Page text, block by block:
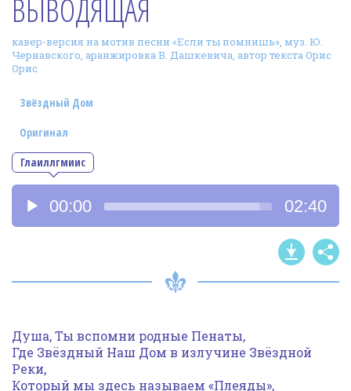
Фотогалерея
In English
Номера песен
ВЫВОДЯЩАЯ
кавер-версия на мотив песни «Если ты помнишь», муз. Ю.
Чернавского, аранжировка В. Дашкевича, автор текста Орис
Орис
Глаиллгмиис
Звёздный Дом
Оригинал
Аудиоплеер
00:00 02:40
Душа, Ты вспомни родные Пенаты,
Где Звёздный Наш Дом в излучине Звёздной
Реки,
Который мы здесь называем «Плеяды»,